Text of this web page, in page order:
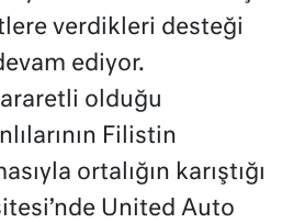
verdikleri desteği
ediyor.
olduğu
Filistin
ortalığın karıştığı
United Auto